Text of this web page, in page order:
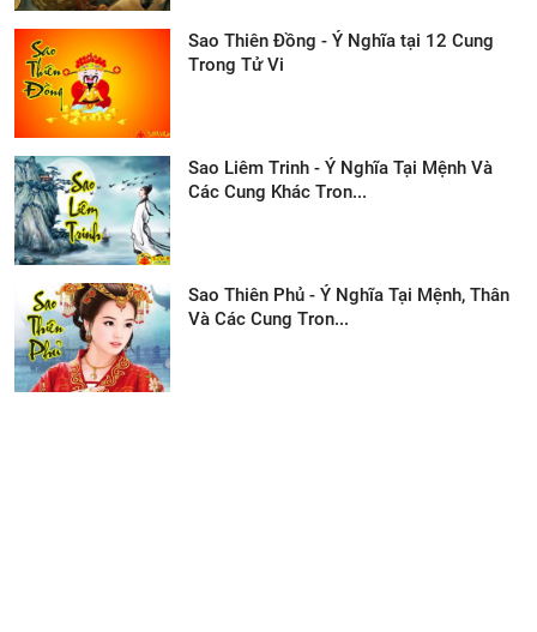
Sao Thiên Đồng - Ý Nghĩa tại 12 Cung
Trong Tử Vi
Sao Liêm Trinh - Ý Nghĩa Tại Mệnh Và
Các Cung Khác Tron...
Sao Thiên Phủ - Ý Nghĩa Tại Mệnh, Thân
Và Các Cung Tron...